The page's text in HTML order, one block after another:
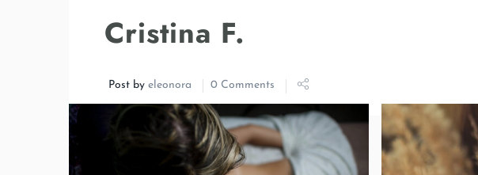
Cristina F.
Post by eleonora 0 Comments